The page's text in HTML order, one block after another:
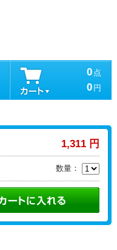
0 点
0 円
1,311 円
数量：